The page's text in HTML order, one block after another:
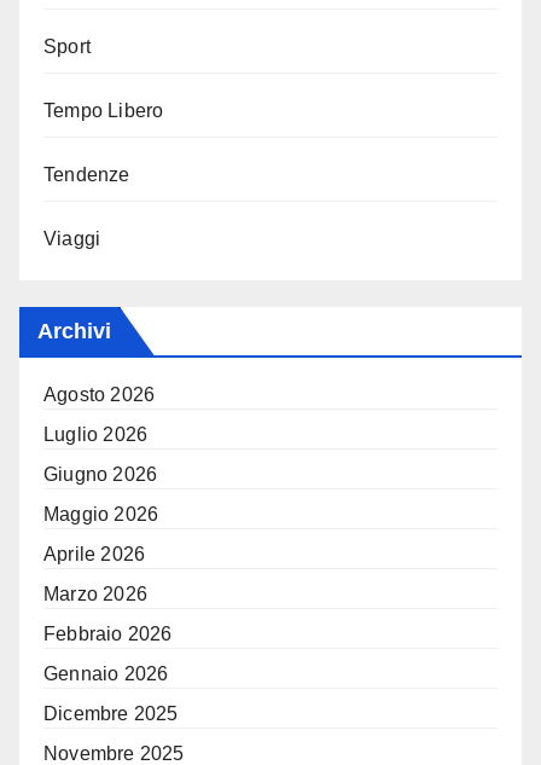
Sport
Tempo Libero
Tendenze
Viaggi
Archivi
Agosto 2026
Luglio 2026
Giugno 2026
Maggio 2026
Aprile 2026
Marzo 2026
Febbraio 2026
Gennaio 2026
Dicembre 2025
Novembre 2025